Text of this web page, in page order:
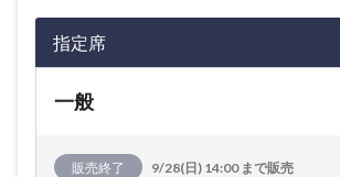
指定席
一般
販売終了 9/28(日) 14:00 まで販売